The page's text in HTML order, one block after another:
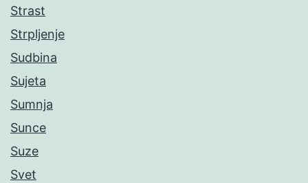
Strast
Strpljenje
Sudbina
Sujeta
Sumnja
Sunce
Suze
Svet